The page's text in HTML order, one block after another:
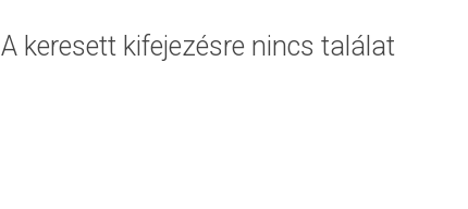
A keresett kifejezésre nincs találat